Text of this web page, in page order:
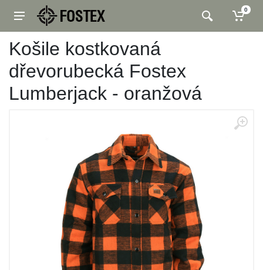
0
Košile kostkovaná
dřevorubecká Fostex
Lumberjack - oranžová